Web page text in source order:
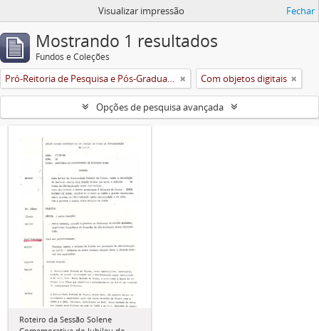
Visualizar impressão Fechar
Mostrando 1 resultados
Fundos e Coleções
Pró-Reitoria de Pesquisa e Pós-Graduação Com objetos digitais
Opções de pesquisa avançada
Roteiro da Sessão Solene